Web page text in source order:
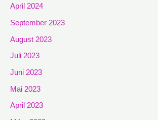
April 2024
September 2023
August 2023
Juli 2023
Juni 2023
Mai 2023
April 2023